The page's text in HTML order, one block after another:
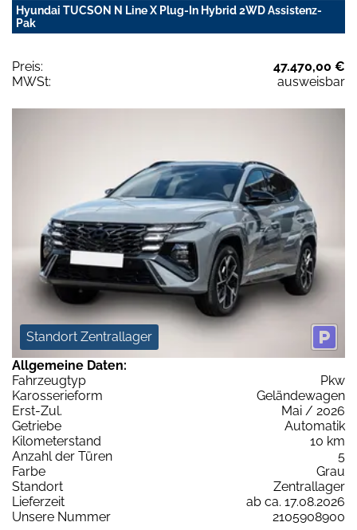
Hyundai TUCSON N Line X Plug-In Hybrid 2WD Assistenz-
Pak
Preis:
47.470,00 €
MWSt:
ausweisbar
Standort Zentrallager
Allgemeine Daten:
Fahrzeugtyp
Pkw
Karosserieform
Geländewagen
Erst-Zul.
Mai / 2026
Getriebe
Automatik
Kilometerstand
10 km
Anzahl der Türen
5
Farbe
Grau
Standort
Zentrallager
Lieferzeit
ab ca. 17.08.2026
Unsere Nummer
2105908900